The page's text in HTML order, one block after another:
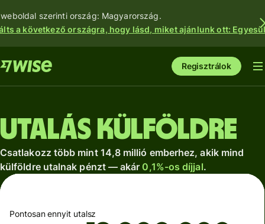
szerinti ország: Magyarország.
a következő országra, hogy lásd, miket ajánlunk ott:
Regisztrálok
Utalás külföldre
Csatlakozz több mint 14,8 millió emberhez, akik mind
külföldre utalnak pénzt — akár 0,1%-os díjjal.
Pontosan ennyit utalsz